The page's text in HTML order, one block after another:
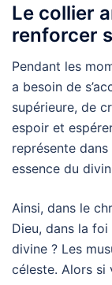
Le collier
renforcer
Pendant les
a besoin de
supérieure, de
espoir et
représente
essence du
Ainsi, dans le
Dieu, dans la foi
divine ? Les
céleste. Alors si